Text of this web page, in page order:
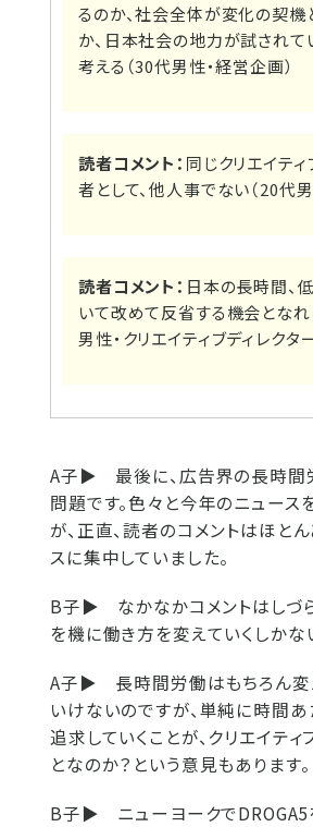
るのか、社会全体が変化の契機
か、日本社会の地力が試されて
考える（30代男性・経営企画）
読者コメント： 同じクリエイテ
者として、他人事でない（20代男
読者コメント： 日本の長時間、
いて改めて反省する機会となれ
男性・クリエイティブディレクター
A子▶ 最後に、広告界の長時
問題です。色々と今年のニュース
が、正直、読者のコメントはほと
スに集中していました。
B子▶ なかなかコメントはしづ
を機に働き方を変えていくしかな
A子▶ 長時間労働はもちろん
いけないのですが、単純に時間
追求していくことが、クリエイティ
となのか？という意見もあります。
B子▶ ニューヨークで